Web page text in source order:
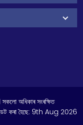
অধিকাৰ সংৰক্ষিত
কৰা হৈছে: 9th Aug 2026